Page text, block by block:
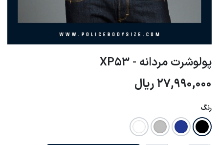
پولوشرت مردانه - XP53
27,990,000 ریال
رنگ